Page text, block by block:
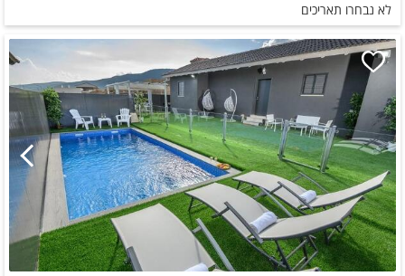
לא נבחרו תאריכים